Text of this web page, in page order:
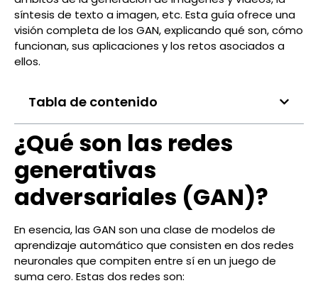
síntesis de texto a imagen, etc. Esta guía ofrece una
visión completa de los GAN, explicando qué son, cómo
funcionan, sus aplicaciones y los retos asociados a
ellos.
Tabla de contenido
¿Qué son las redes
generativas
adversariales (GAN)?
En esencia, las GAN son una clase de modelos de
aprendizaje automático que consisten en dos redes
neuronales que compiten entre sí en un juego de
suma cero. Estas dos redes son: